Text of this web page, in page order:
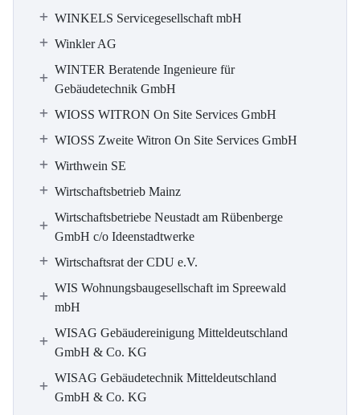
WINKELS Servicegesellschaft mbH
Winkler AG
WINTER Beratende Ingenieure für
Gebäudetechnik GmbH
WIOSS WITRON On Site Services GmbH
WIOSS Zweite Witron On Site Services GmbH
Wirthwein SE
Wirtschaftsbetrieb Mainz
Wirtschaftsbetriebe Neustadt am Rübenberge
GmbH c/o Ideenstadtwerke
Wirtschaftsrat der CDU e.V.
WIS Wohnungsbaugesellschaft im Spreewald
mbH
WISAG Gebäudereinigung Mitteldeutschland
GmbH & Co. KG
WISAG Gebäudetechnik Mitteldeutschland
GmbH & Co. KG